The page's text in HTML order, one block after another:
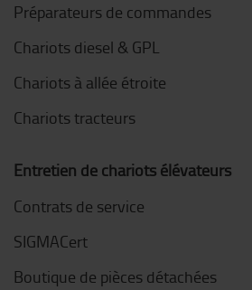
Préparateurs de commandes
Chariots diesel & GPL
Chariots à allée étroite
Chariots tracteurs
Entretien de chariots élévateurs
Contrats de service
SIGMACert
Boutique de pièces détachées